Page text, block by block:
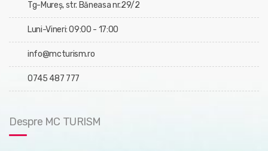
Tg-Mureş, str. Băneasa nr.29/2
Luni-Vineri: 09:00 - 17:00
info@mcturism.ro
0745 487 777
Despre MC TURISM